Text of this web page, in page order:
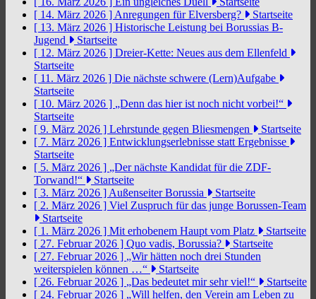
[ 14. März 2026 ] Anregungen für Elversberg?
Startseite
[ 13. März 2026 ] Historische Leistung bei Borussias B-
Jugend
Startseite
[ 12. März 2026 ] Dreier-Kette: Neues aus dem Ellenfeld
Startseite
[ 11. März 2026 ] Die nächste schwere (Lern)Aufgabe
Startseite
[ 10. März 2026 ] „Denn das hier ist noch nicht vorbei!“
Startseite
[ 9. März 2026 ] Lehrstunde gegen Bliesmengen
Startseite
[ 7. März 2026 ] Entwicklungserlebnisse statt Ergebnisse
Startseite
[ 5. März 2026 ] „Der nächste Kandidat für die ZDF-
Torwand!“
Startseite
[ 3. März 2026 ] Außenseiter Borussia
Startseite
[ 2. März 2026 ] Viel Zuspruch für das junge Borussen-Team
Startseite
[ 1. März 2026 ] Mit erhobenem Haupt vom Platz
Startseite
[ 27. Februar 2026 ] Quo vadis, Borussia?
Startseite
[ 27. Februar 2026 ] „Wir hätten noch drei Stunden
weiterspielen können …“
Startseite
[ 26. Februar 2026 ] „Das bedeutet mir sehr viel!“
Startseite
[ 24. Februar 2026 ] „Will helfen, den Verein am Leben zu